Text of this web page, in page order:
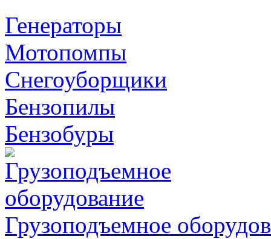
Генераторы
Мотопомпы
Снегоуборщики
Бензопилы
Бензобуры
Грузоподъемное